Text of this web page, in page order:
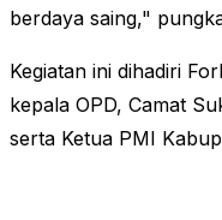
berdaya saing,"
Kegiatan ini dihadiri
kepala OPD, Camat
serta Ketua PMI